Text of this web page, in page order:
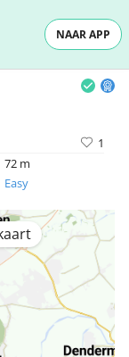
NAAR APP
1
72 m
Easy